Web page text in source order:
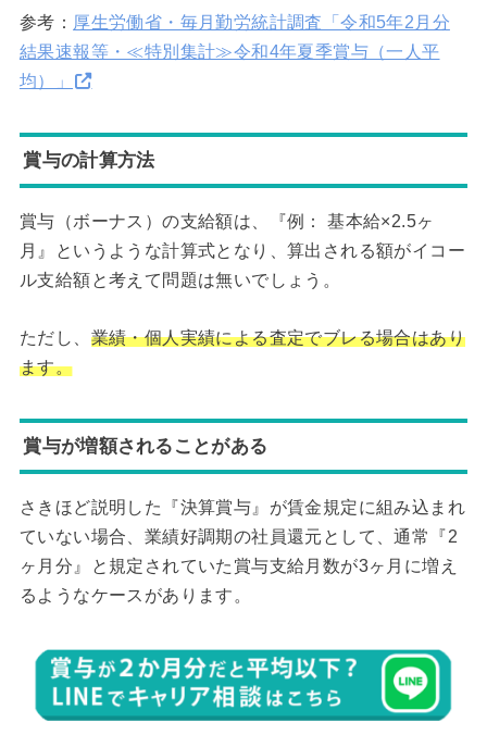
参考： 厚生労働省・毎月勤労統計調査「令和5年2月分
結果速報等・≪特別集計≫令和4年夏季賞与（一人平
均）」
賞与の計算方法
賞与（ボーナス）の支給額は、『例： 基本給×2.5ヶ
月』というような計算式となり、算出される額がイコー
ル支給額と考えて問題は無いでしょう。
ただし、 業績・個人実績による査定でブレる場合はあり
ます。
賞与が増額されることがある
さきほど説明した『決算賞与』が賃金規定に組み込まれ
ていない場合、業績好調期の社員還元として、通常『2
ヶ月分』と規定されていた賞与支給月数が3ヶ月に増え
るようなケースがあります。